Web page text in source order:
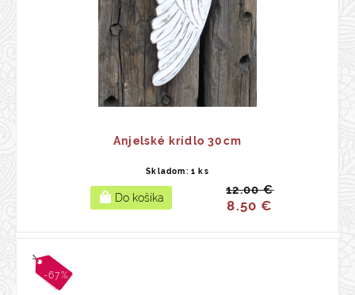
Anjelské krídlo 30cm
Skladom: 1 ks
12.00 €
8.50 €
-67%